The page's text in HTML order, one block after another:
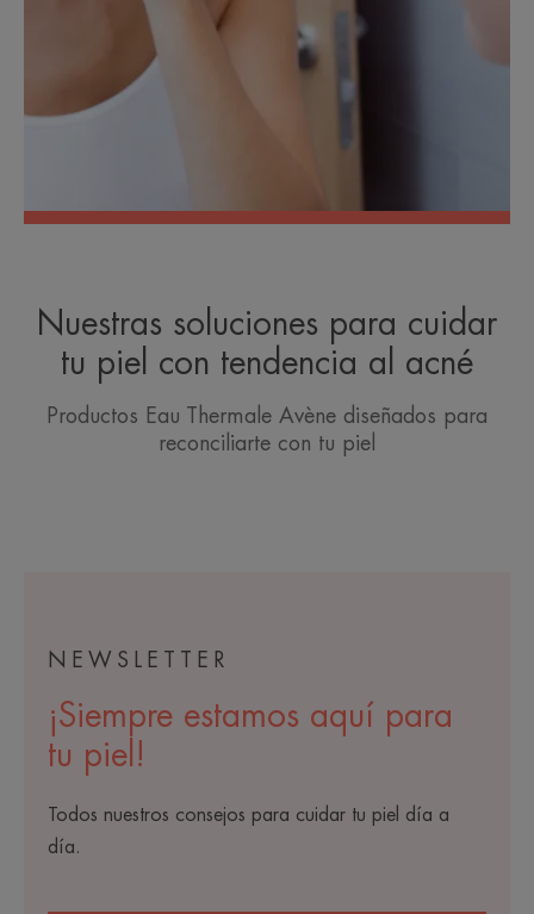
Nuestras soluciones para cuidar
tu piel con tendencia al acné
Productos Eau Thermale Avène diseñados para
reconciliarte con tu piel
NEWSLETTER
¡Siempre estamos aquí para
tu piel!
Todos nuestros consejos para cuidar tu piel día a
día.